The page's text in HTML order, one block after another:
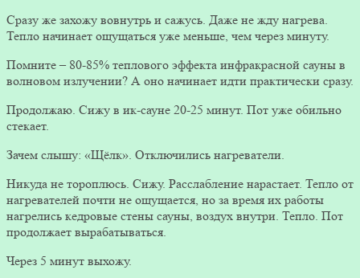
Сразу же захожу вовнутрь и сажусь. Даже не жду нагрева.
Тепло начинает ощущаться уже меньше, чем через минуту.
Помните – 80-85% теплового эффекта инфракрасной сауны в
волновом излучении? А оно начинает идти практически сразу.
Продолжаю. Сижу в ик-сауне 20-25 минут. Пот уже обильно
стекает.
Зачем слышу: «Щёлк». Отключились нагреватели.
Никуда не тороплюсь. Сижу. Расслабление нарастает. Тепло от
нагревателей почти не ощущается, но за время их работы
нагрелись кедровые стены сауны, воздух внутри. Тепло. Пот
продолжает вырабатываться.
Через 5 минут выхожу.